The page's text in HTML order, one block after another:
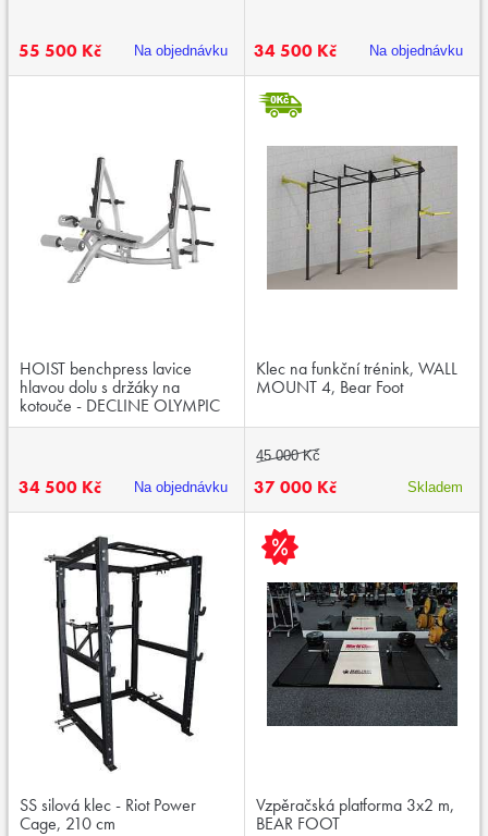
55 500 Kč Na objednávku 34 500 Kč Na objednávku
HOIST benchpress lavice
hlavou dolu s držáky na
kotouče - DECLINE OLYMPIC
BENCH CF-3177A
34 500 Kč Na objednávku
Klec na funkční trénink, WALL
MOUNT 4, Bear Foot
45 000 Kč
37 000 Kč Skladem
SS silová klec - Riot Power
Cage, 210 cm
Vzpěračská platforma 3x2 m,
BEAR FOOT